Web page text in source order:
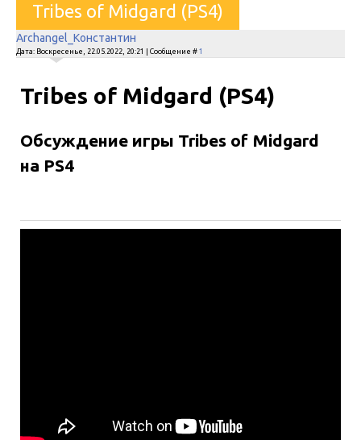
Tribes of Midgard (PS4)
Archangel_Константин
Дата: Воскресенье, 22.05.2022, 20:21 | Сообщение # 1
Tribes of Midgard (PS4)
Обсуждение игры Tribes of Midgard
на PS4